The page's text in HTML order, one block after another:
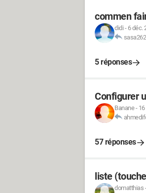
commen
didi - 6 déc.
5 réponses
Configurer
Banane-
57 réponses
liste
domatthias